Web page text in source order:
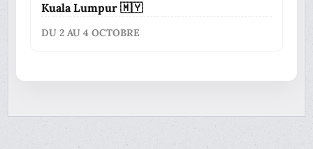
Kuala Lumpur 🇲🇾
DU 2 AU 4 OCTOBRE